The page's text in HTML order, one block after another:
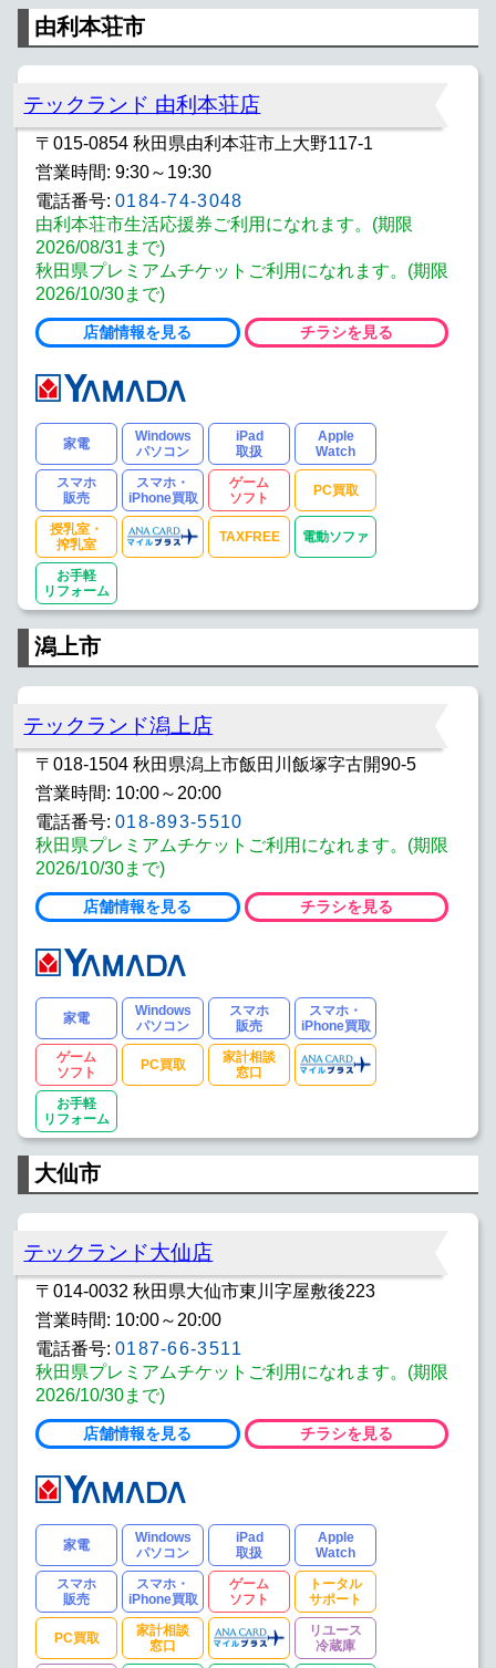
由利本荘市
テックランド 由利本荘店
〒015-0854 秋田県由利本荘市上大野117-1
営業時間: 9:30～19:30
電話番号: 0184-74-3048
由利本荘市生活応援券ご利用になれます。(期限
2026/08/31まで)
秋田県プレミアムチケットご利用になれます。(期限
2026/10/30まで)
店舗情報を見る チラシを見る
家電
Windows
パソコン
iPad
取扱
Apple
Watch
スマホ
販売
スマホ・
iPhone買取
ゲーム
ソフト
PC買取
授乳室・
搾乳室
TAXFREE 電動ソファ
お手軽
リフォーム
潟上市
テックランド潟上店
〒018-1504 秋田県潟上市飯田川飯塚字古開90-5
営業時間: 10:00～20:00
電話番号: 018-893-5510
秋田県プレミアムチケットご利用になれます。(期限
2026/10/30まで)
店舗情報を見る チラシを見る
家電
Windows
パソコン
スマホ
販売
スマホ・
iPhone買取
ゲーム
ソフト
PC買取
家計相談
窓口
お手軽
リフォーム
大仙市
テックランド大仙店
〒014-0032 秋田県大仙市東川字屋敷後223
営業時間: 10:00～20:00
電話番号: 0187-66-3511
秋田県プレミアムチケットご利用になれます。(期限
2026/10/30まで)
店舗情報を見る チラシを見る
家電
Windows
パソコン
iPad
取扱
Apple
Watch
スマホ
販売
スマホ・
iPhone買取
ゲーム
ソフト
トータル
サポート
PC買取
家計相談
窓口
リユース
冷蔵庫